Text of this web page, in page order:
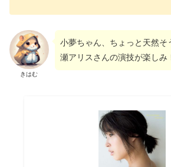
きはむ
小夢ちゃん、ちょっと天然そ
瀬アリスさんの演技が楽しみ